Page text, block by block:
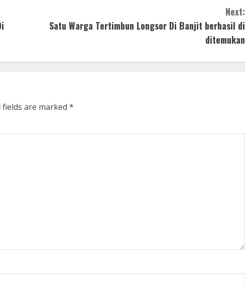
Next:
Satu Warga Tertimbun Longsor Di Banjit berhasil di
ditemukan
fields are marked *